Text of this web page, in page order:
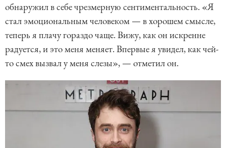
обнаружил в себе чрезмерную сентиментальность. «Я
стал эмоциональным человеком — в хорошем смысле,
теперь я плачу гораздо чаще. Вижу, как он искренне
радуется, и это меня меняет. Впервые я увидел, как чей-
то смех вызвал у меня слезы», — отметил он.